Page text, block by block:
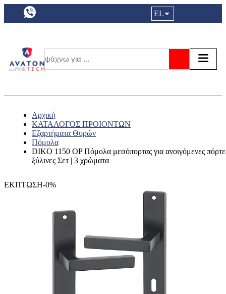
a11y.languageSelection:
EL
Αρχική
ΚΑΤΑΛΟΓΟΣ ΠΡΟΙΟΝΤΩΝ
Εξαρτήματα Θυρών
Πόμολα
DIKO 1150 OP Πόμολα μεσόπορτας για ανοιγόμενες
ξύλινες Σετ | 3 χρώματα
ΕΚΠΤΩΣΗ-0%